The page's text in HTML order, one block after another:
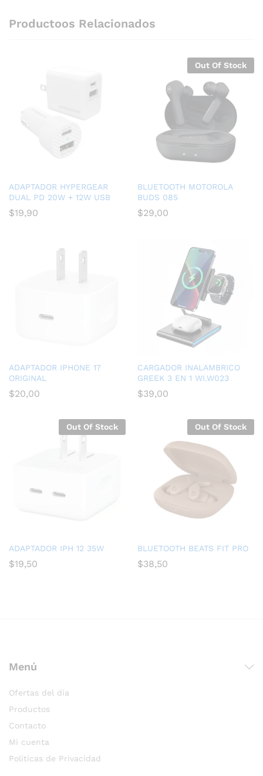
Productoos Relacionados
ADAPTADOR HYPERGEAR
DUAL PD 20W + 12W USB
$19,90
Out Of Stock
BLUETOOTH MOTOROLA
BUDS 085
$29,00
ADAPTADOR IPHONE 17
ORIGINAL
$20,00
CARGADOR INALAMBRICO
GREEK 3 EN 1 WI.W023
$39,00
Out Of Stock
ADAPTADOR IPH 12 35W
$19,50
Out Of Stock
BLUETOOTH BEATS FIT PRO
$38,50
Menú
Ofertas del día
Productos
Contacto
Mi cuenta
Políticas de Privacidad